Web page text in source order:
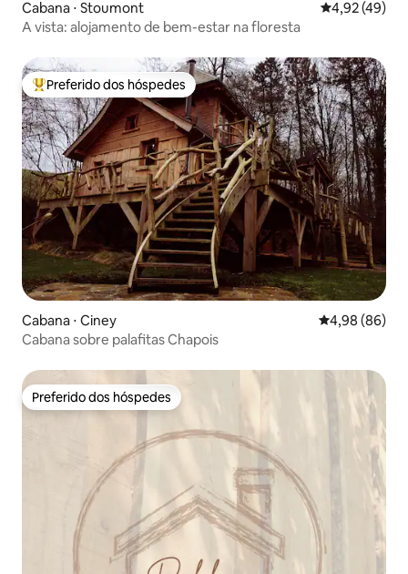
Cabana ⋅ Stoumont 4,92 de uma
4,92 (49)
A vista: alojamento de bem-estar na floresta
Entre os melhores preferidos dos hóspedes
Preferido dos hóspedes
Cabana ⋅ Ciney 4,98 de uma
4,98 (86)
Cabana sobre palafitas Chapois
Preferido dos hóspedes
Preferido dos hóspedes